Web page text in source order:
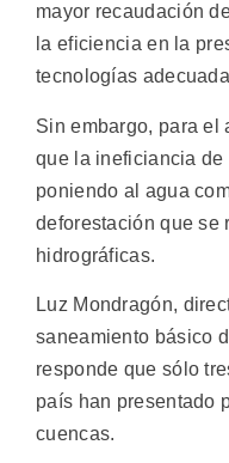
mayor recaudación
la eficiencia en la
tecnologías
Sin embargo, para el
que la ineficiancia
poniendo al agua
deforestación que se
hidrográficas.
Luz Mondragón,
saneamiento básico
responde que sólo
país han presentado
cuencas.